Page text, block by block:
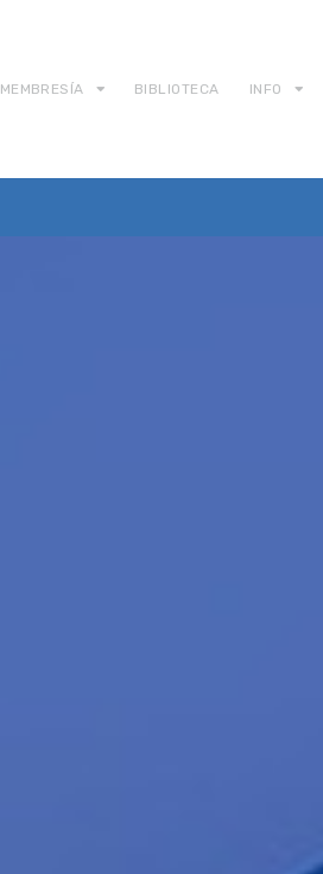
MEMBRESÍA BIBLIOTECA INFO